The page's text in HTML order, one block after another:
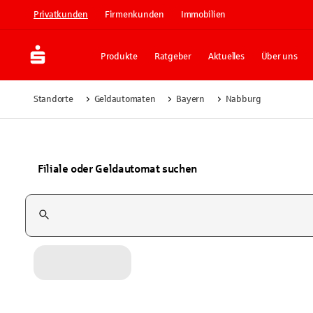
Privatkunden Firmenkunden Immobilien
Produkte Ratgeber Aktuelles Über uns
Standorte Geldautomaten Bayern Nabburg
Filiale oder Geldautomat suchen
Suchfeld